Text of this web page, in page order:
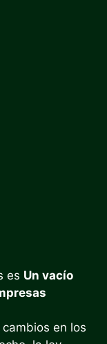
es Un vacío
en los